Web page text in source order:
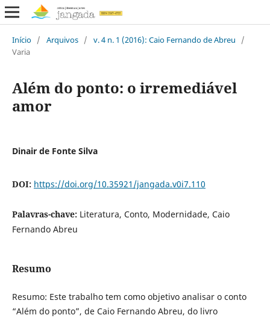
Início / Arquivos / v. 4 n. 1 (2016): Caio Fernando de Abreu
/
Varia
Além do ponto: o irremediável
amor
Dinair de Fonte Silva
DOI: https://doi.org/10.35921/jangada.v0i7.110
Palavras-chave: Literatura, Conto, Modernidade, Caio
Fernando Abreu
Resumo
Resumo: Este trabalho tem como objetivo analisar o conto
“Além do ponto”, de Caio Fernando Abreu, do livro